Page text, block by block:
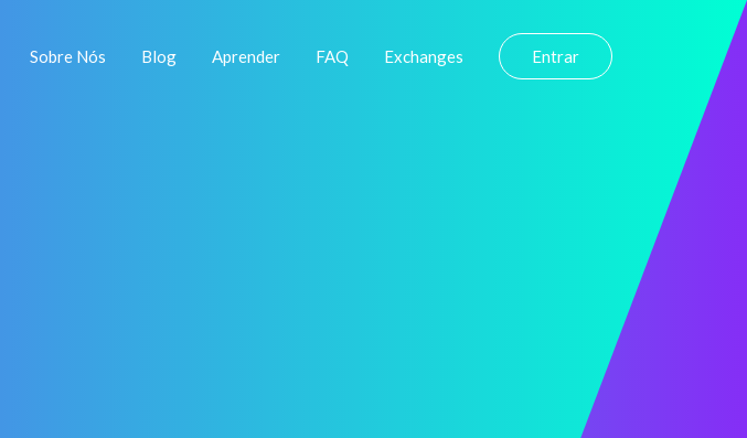
Sobre Nós Blog Aprender FAQ Exchanges Entrar